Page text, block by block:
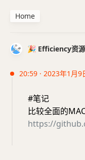
🎉 Efficiency资
20:59 · 2023年1月9
#笔记
比较全面的
https://
Home